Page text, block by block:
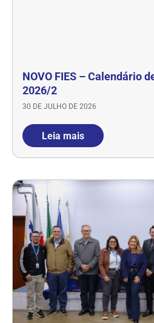
NOVO FIES – Calendário
2026/2
30 DE JULHO DE 2026
Leia mais